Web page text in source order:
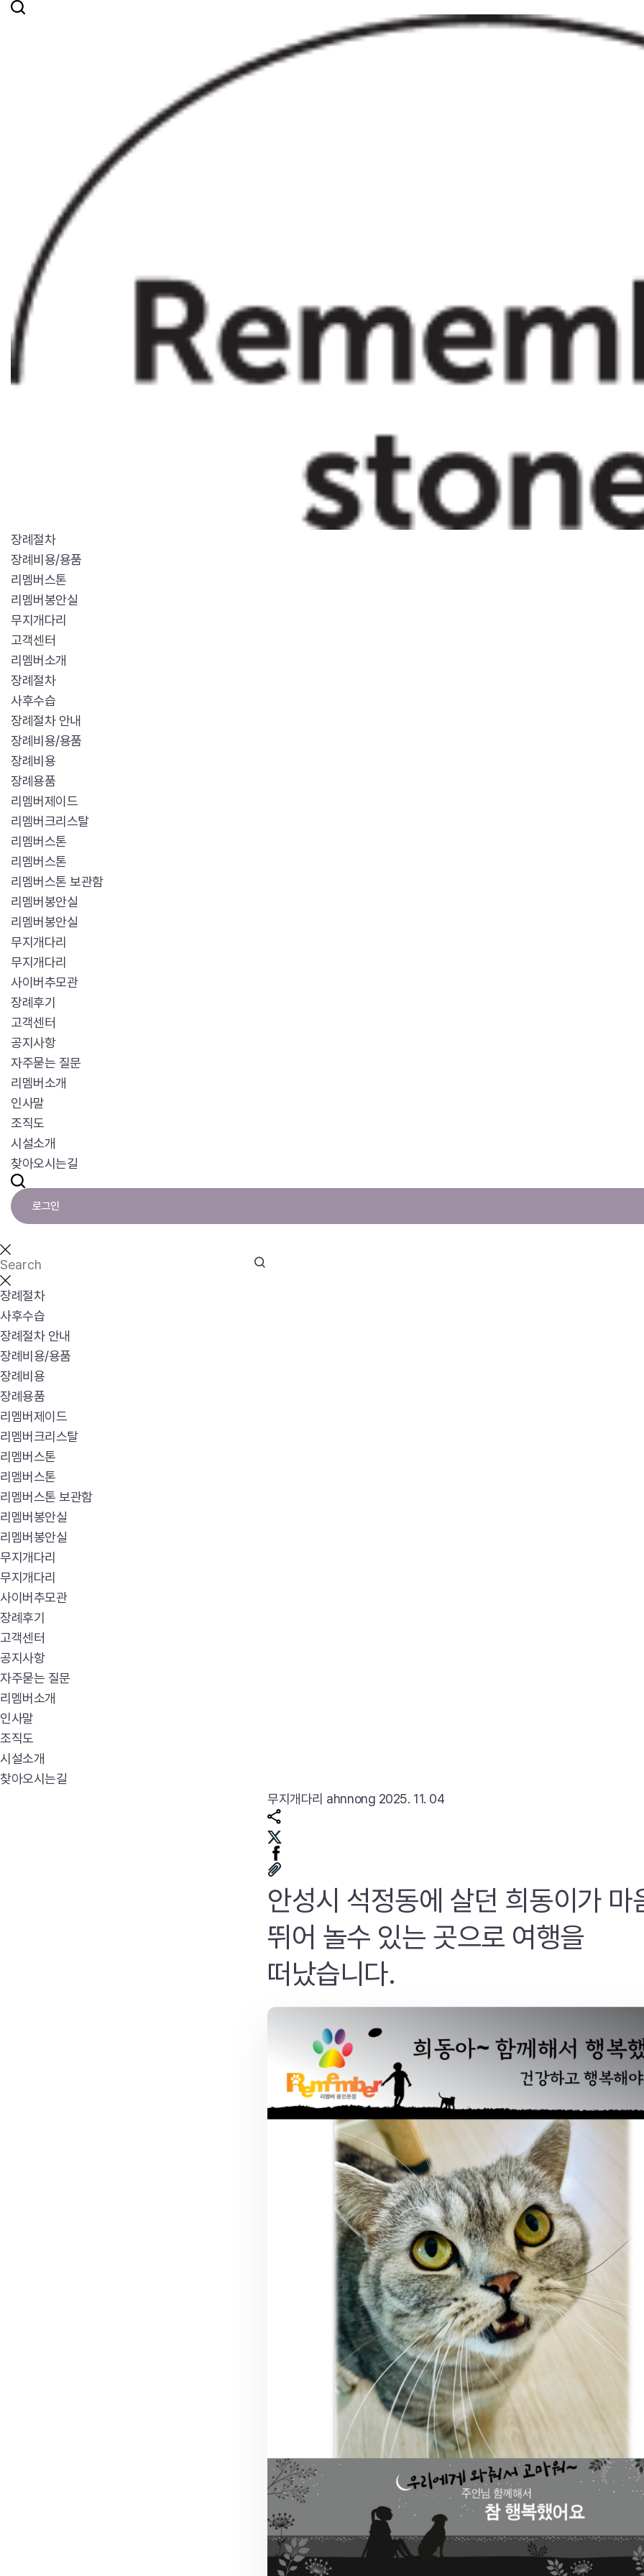
장례절차
장례비용/용품
리멤버스톤
리멤버봉안실
무지개다리
고객센터
리멤버소개
장례절차
사후수습
장례절차 안내
장례비용/용품
장례비용
장례용품
리멤버제이드
리멤버크리스탈
리멤버스톤
리멤버스톤
리멤버스톤 보관함
리멤버봉안실
리멤버봉안실
무지개다리
무지개다리
사이버추모관
장례후기
고객센터
공지사항
자주묻는 질문
리멤버소개
인사말
조직도
시설소개
찾아오시는길
로그인
장례절차
사후수습
장례절차 안내
장례비용/용품
장례비용
장례용품
리멤버제이드
리멤버크리스탈
리멤버스톤
리멤버스톤
리멤버스톤 보관함
리멤버봉안실
리멤버봉안실
무지개다리
무지개다리
사이버추모관
장례후기
고객센터
공지사항
자주묻는 질문
리멤버소개
인사말
조직도
시설소개
찾아오시는길
무지개다리 ahnnong 2025. 11. 04
안성시 석정동에 살던 희동이가 마
뛰어 놀수 있는 곳으로 여행을
떠났습니다.